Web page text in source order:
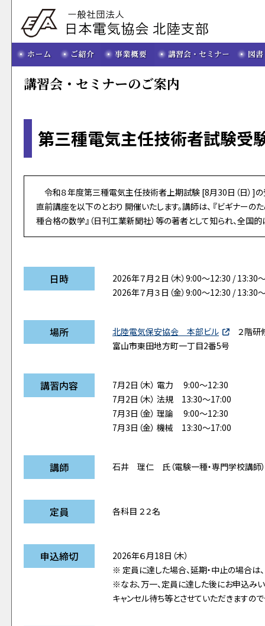
講習会・セミナーのご案内
第三種電気主任技術者試験受
令和８年度第三種電気主任技術者上期試験 [8月30日（日）]
直前講座を以下のとおり 開催いたします。講師は、 『ビギナーのた
種合格の数学』（日刊工業新聞社）等の著者として知られ、全国
日時
2026年７月２日（木）9:00～12:30 / 13:30
2026年７月３日（金）9:00～12:30 / 13:30
場所 北陸電気保安協会 本部ビル
２階研
富山市東田地方町一丁目2番5号
講習内容
7月2日（木） 電力 9:00～12:30
7月2日（木） 法規 13:30～17:00
7月3日（金） 理論 9:00～12:30
7月3日（金） 機械 13:30～17:00
講師 石井 理仁 氏（電験一種・専門学校講師）
定員 各科目 ２２名
申込締切
2026年６月18日（木）
※ 定員に達した場合、延期・中止の場合は
※なお、万一、定員に達した後にお申込み
キャンセル待ち等とさせていただきますの